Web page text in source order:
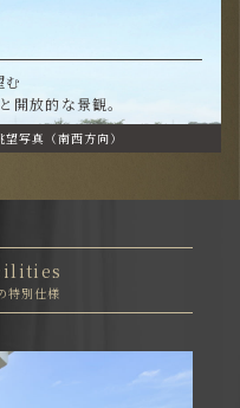
む
開放的な景観。
写真（南西方向）
特別仕様